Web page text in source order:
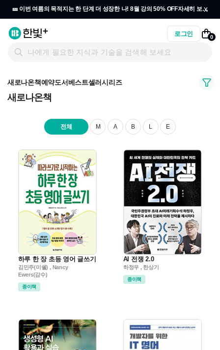
🎫 이번 여름의 목적지는 한 단계 더 성장한 나! 8월 강의 50% OFF자세히 보기
x
로그인 0
새로나온책예약도서베스트셀러시리즈
새로나온책
전체 M A B L E
하루 한 장 초등 영어 글쓰기
김민주(미쉘) , Nancy
Ewers(감수)
종이책
AI 전쟁 2.0
하정우 , 한상기
종이책